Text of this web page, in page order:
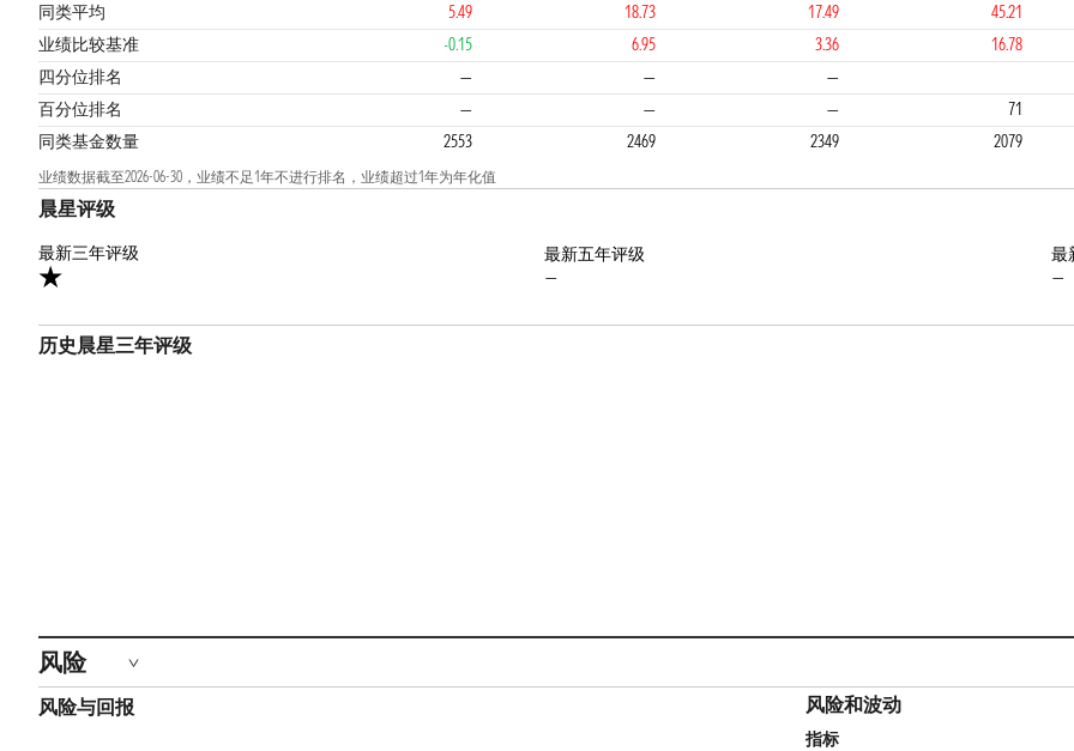
同类平均
5.49 18.73 17.49 45.21
业绩比较基准
-0.15 6.95 3.36 16.78
四分位排名
— — —
3 4
百分位排名 — — — 71
同类基金数量
2553 2469 2349 2079
业绩数据截至2026-06-30，业绩不足1年不进行排名，业绩超过1年为年化值
晨星评级
最新三年评级
最新五年评级
—
最
—
历史晨星三年评级
风险
风险与回报 风险和波动
指标